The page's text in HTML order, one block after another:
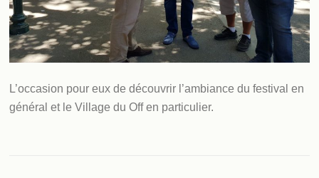
L’occasion pour eux de découvrir l’ambiance du festival en
général et le Village du Off en particulier.